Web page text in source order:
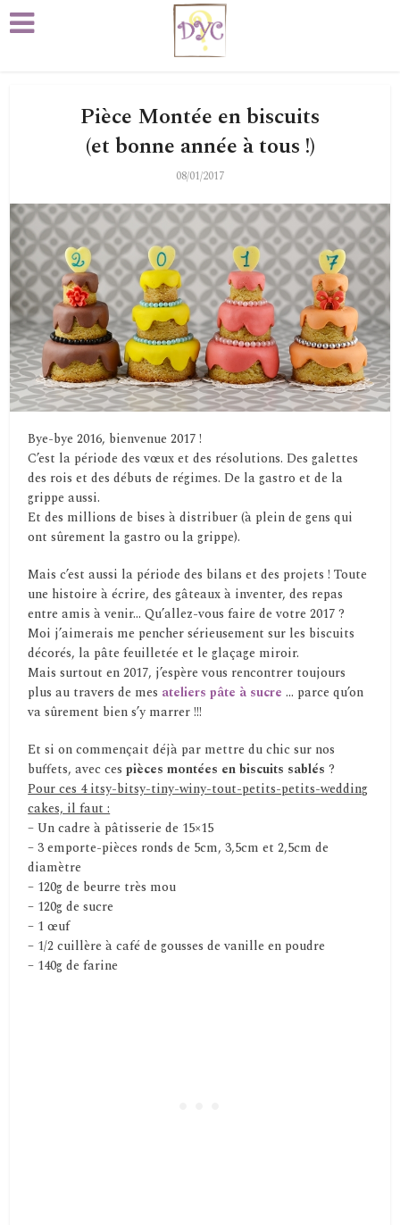
Pièce Montée en biscuits
(et bonne année à tous !)
08/01/2017
Bye-bye 2016, bienvenue 2017 !
C’est la période des vœux et des résolutions. Des galettes
des rois et des débuts de régimes. De la gastro et de la
grippe aussi.
Et des millions de bises à distribuer (à plein de gens qui
ont sûrement la gastro ou la grippe).
Mais c’est aussi la période des bilans et des projets ! Toute
une histoire à écrire, des gâteaux à inventer, des repas
entre amis à venir… Qu’allez-vous faire de votre 2017 ?
Moi j’aimerais me pencher sérieusement sur les biscuits
décorés, la pâte feuilletée et le glaçage miroir.
Mais surtout en 2017, j’espère vous rencontrer toujours
plus au travers de mes ateliers pâte à sucre … parce qu’on
va sûrement bien s’y marrer !!!
Et si on commençait déjà par mettre du chic sur nos
buffets, avec cespièces montées en biscuits sablés ?
Pour ces 4 itsy-bitsy-tiny-winy-tout-petits-petits-wedding
cakes, il faut :
– Un cadre à pâtisserie de 15×15
– 3 emporte-pièces ronds de 5cm, 3,5cm et 2,5cm de
diamètre
– 120g de beurre très mou
– 120g de sucre
– 1 œuf
– 1/2 cuillère à café de gousses de vanille en poudre
– 140g de farine